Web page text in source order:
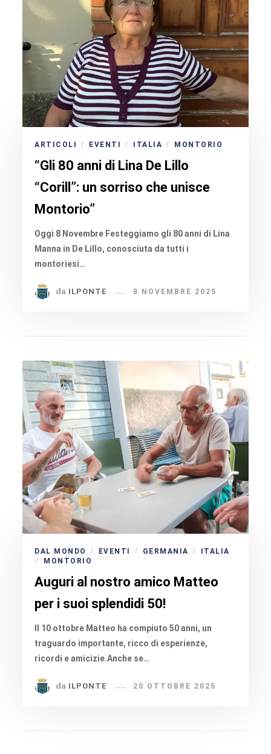
ARTICOLI / EVENTI / ITALIA / MONTORIO
“Gli 80 anni di Lina De Lillo
“Corill”: un sorriso che unisce
Montorio”
Oggi 8 Novembre Festeggiamo gli 80 anni di Lina
Manna in De Lillo, conosciuta da tutti i
montoriesi…
da ILPONTE 8 NOVEMBRE 2025
DAL MONDO / EVENTI / GERMANIA / ITALIA
/ MONTORIO
Auguri al nostro amico Matteo
per i suoi splendidi 50!
Il 10 ottobre Matteo ha compiuto 50 anni, un
traguardo importante, ricco di esperienze,
ricordi e amicizie.Anche se…
da ILPONTE 20 OTTOBRE 2025